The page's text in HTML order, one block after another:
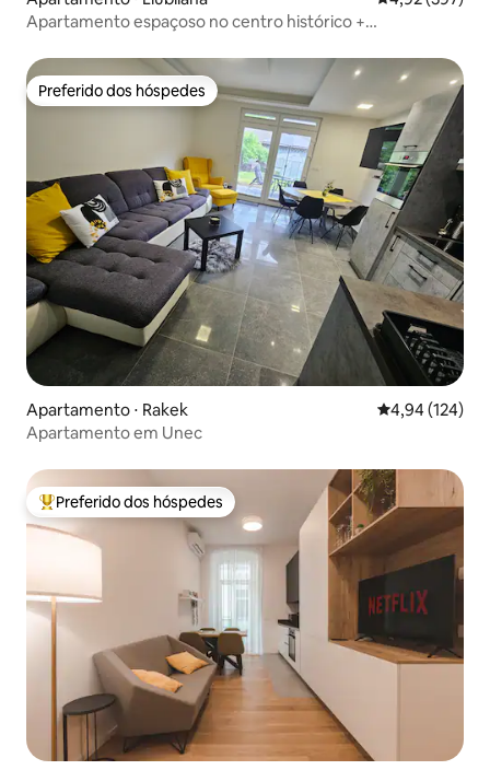
Apartamento espaçoso no centro histórico +
Preferido dos hóspedes
Preferido dos hóspedes
Apartamento ⋅ Rakek 4,94 de uma
4,94 (124)
Apartamento em Unec
Entre os melhores preferidos dos hóspedes
Preferido dos hóspedes